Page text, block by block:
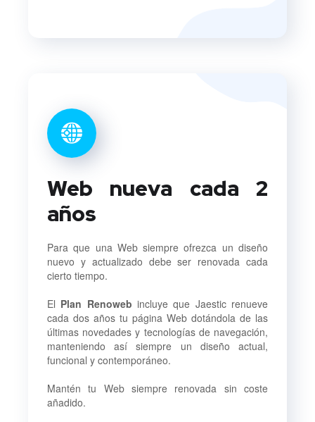
Web nueva cada 2
años
Para que una Web siempre ofrezca un diseño
nuevo y actualizado debe ser renovada cada
cierto tiempo.
El Plan Renoweb incluye que Jaestic renueve
cada dos años tu página Web dotándola de las
últimas novedades y tecnologías de navegación,
manteniendo así siempre un diseño actual,
funcional y contemporáneo.
Mantén tu Web siempre renovada sin coste
añadido.